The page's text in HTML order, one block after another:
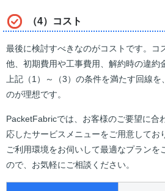
（4）コスト
最後に検討すべきなのがコストです。コ
他、初期費用や工事費用、解約時の違約
上記（1）～（3）の条件を満たす回線を
のが理想です。
PacketFabricでは、お客様のご要望に合
応したサービスメニューをご用意してお
ご利用環境をお伺いして最適なプランを
ので、お気軽にご相談ください。